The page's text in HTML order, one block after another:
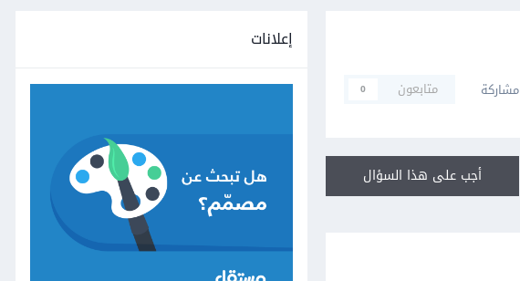
مشاركة متابعون 0
أجب على هذا السؤال
إعلانات